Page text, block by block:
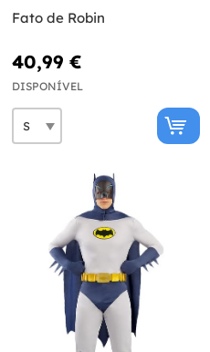
Fato de Robin
40,99 €
DISPONÍVEL